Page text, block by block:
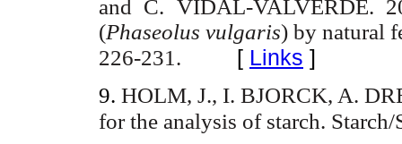
and C. VIDAL-VALVERDE.
(Phaseolus vulgaris) by natural
226-231.
[ Links ]
9. HOLM, J., I. BJORCK, A.
for the analysis of starch.